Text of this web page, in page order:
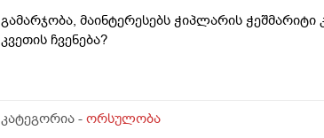
გამარჯობა, მაინტერესებს ჭიპლარის ჭეშმარიტი
კვეთის ჩვენება?
კატეგორია - ორსულობა